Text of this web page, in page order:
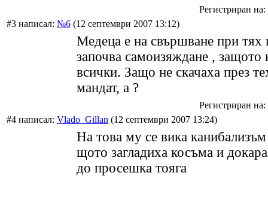
Регистриран
#3 написал: №6 (12 септември 2007 13:12)
Медеца е на свършване при тях
започва самоизяждане , защото
всички. Защо не скачаха през
мандат, а ?
Регистриран
#4 написал: Vlado_Gillan (12 септември 2007 13:24)
На това му се вика канибализъм
щото загладиха косъма и
до просешка тояга